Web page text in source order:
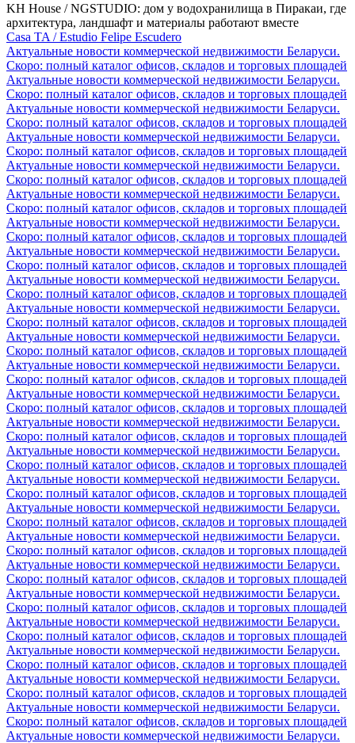
KH House / NGSTUDIO: дом у водохранилища в Пиракаи, где
архитектура, ландшафт и материалы работают вместе
Casa TA / Estudio Felipe Escudero
Актуальные новости коммерческой недвижимости Беларуси.
Скоро: полный каталог офисов, складов и торговых площадей
Актуальные новости коммерческой недвижимости Беларуси.
Скоро: полный каталог офисов, складов и торговых площадей
Актуальные новости коммерческой недвижимости Беларуси.
Скоро: полный каталог офисов, складов и торговых площадей
Актуальные новости коммерческой недвижимости Беларуси.
Скоро: полный каталог офисов, складов и торговых площадей
Актуальные новости коммерческой недвижимости Беларуси.
Скоро: полный каталог офисов, складов и торговых площадей
Актуальные новости коммерческой недвижимости Беларуси.
Скоро: полный каталог офисов, складов и торговых площадей
Актуальные новости коммерческой недвижимости Беларуси.
Скоро: полный каталог офисов, складов и торговых площадей
Актуальные новости коммерческой недвижимости Беларуси.
Скоро: полный каталог офисов, складов и торговых площадей
Актуальные новости коммерческой недвижимости Беларуси.
Скоро: полный каталог офисов, складов и торговых площадей
Актуальные новости коммерческой недвижимости Беларуси.
Скоро: полный каталог офисов, складов и торговых площадей
Актуальные новости коммерческой недвижимости Беларуси.
Скоро: полный каталог офисов, складов и торговых площадей
Актуальные новости коммерческой недвижимости Беларуси.
Скоро: полный каталог офисов, складов и торговых площадей
Актуальные новости коммерческой недвижимости Беларуси.
Скоро: полный каталог офисов, складов и торговых площадей
Актуальные новости коммерческой недвижимости Беларуси.
Скоро: полный каталог офисов, складов и торговых площадей
Актуальные новости коммерческой недвижимости Беларуси.
Скоро: полный каталог офисов, складов и торговых площадей
Актуальные новости коммерческой недвижимости Беларуси.
Скоро: полный каталог офисов, складов и торговых площадей
Актуальные новости коммерческой недвижимости Беларуси.
Скоро: полный каталог офисов, складов и торговых площадей
Актуальные новости коммерческой недвижимости Беларуси.
Скоро: полный каталог офисов, складов и торговых площадей
Актуальные новости коммерческой недвижимости Беларуси.
Скоро: полный каталог офисов, складов и торговых площадей
Актуальные новости коммерческой недвижимости Беларуси.
Скоро: полный каталог офисов, складов и торговых площадей
Актуальные новости коммерческой недвижимости Беларуси.
Скоро: полный каталог офисов, складов и торговых площадей
Актуальные новости коммерческой недвижимости Беларуси.
Скоро: полный каталог офисов, складов и торговых площадей
Актуальные новости коммерческой недвижимости Беларуси.
Скоро: полный каталог офисов, складов и торговых площадей
Актуальные новости коммерческой недвижимости Беларуси.
Скоро: полный каталог офисов, складов и торговых площадей
Актуальные новости коммерческой недвижимости Беларуси.